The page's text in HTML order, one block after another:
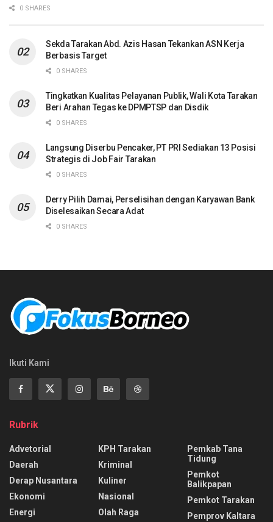
0 SHARES
Sekda Tarakan Abd. Azis Hasan Tekankan ASN Kerja
Berbasis Target
0 SHARES
Tingkatkan Kualitas Pelayanan Publik, Wali Kota Tarakan
Beri Arahan Tegas ke DPMPTSP dan Disdik
0 SHARES
Langsung Diserbu Pencaker, PT PRI Sediakan 13 Posisi
Strategis di Job Fair Tarakan
0 SHARES
Derry Pilih Damai, Perselisihan dengan Karyawan Bank
Diselesaikan Secara Adat
0 SHARES
Ikuti Kami
Rubrik
Advetorial
Daerah
Derap Nusantara
Ekonomi
Energi
KPH Tarakan
Kriminal
Kuliner
Nasional
Olah Raga
Pemkab Tana
Tidung
Pemkot
Balikpapan
Pemkot Tarakan
Pemprov Kaltara